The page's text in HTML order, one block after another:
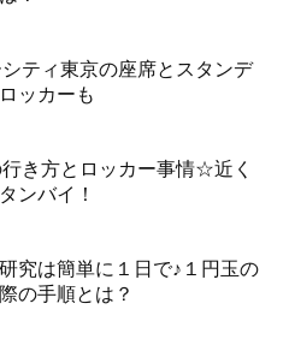
ティ東京の座席とスタンデ
ッカーも
き方とロッカー事情☆近く
ンバイ！
究は簡単に１日で♪１円玉の
の手順とは？